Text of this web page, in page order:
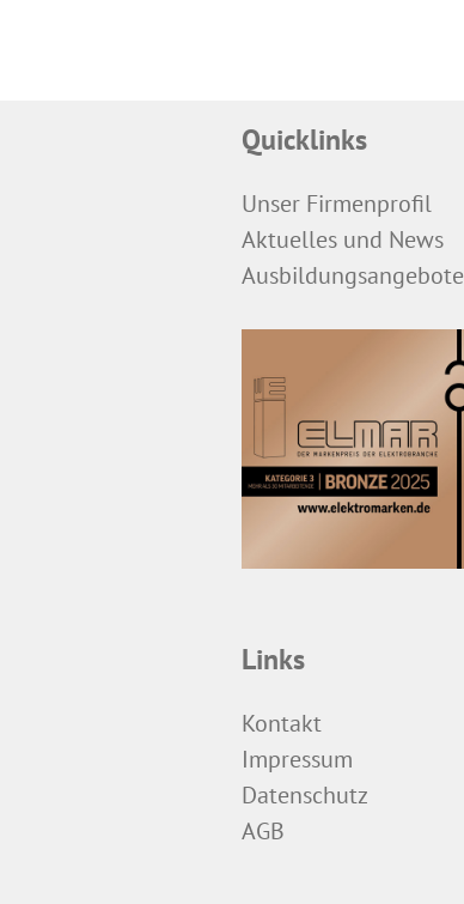
Quicklinks
Unser Firmenprofil
Aktuelles und News
Ausbildungsangebote
Links
Kontakt
Impressum
Datenschutz
AGB